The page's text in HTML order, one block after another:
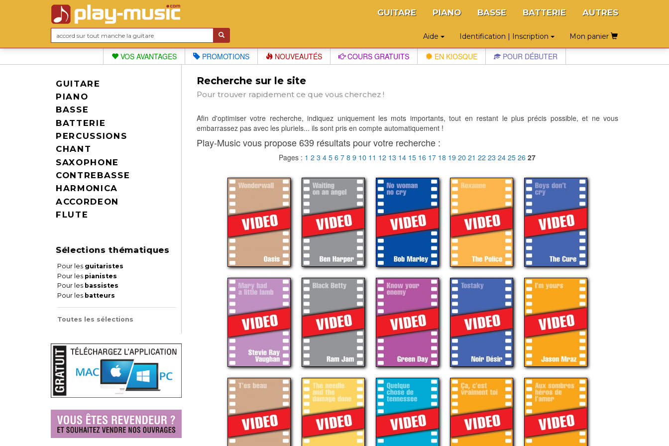
GUITARE PIANO BASSE BATTERIE AUTRES
Aide Identification | Inscription Mon panier
VOS AVANTAGES PROMOTIONS NOUVEAUTÉS COURS GRATUITS EN KIOSQUE POUR DÉBUTER
GUITARE
PIANO
BASSE
BATTERIE
PERCUSSIONS
CHANT
SAXOPHONE
CONTREBASSE
HARMONICA
ACCORDEON
FLUTE
Sélections thématiques
Pour les guitaristes
Pour les pianistes
Pour les bassistes
Pour les batteurs
Toutes les sélections
Recherche sur le site
Pour trouver rapidement ce que vous cherchez !
Afin d'optimiser votre recherche, indiquez uniquement les mots importants, tout en restant le plus précis possible, et ne vous
embarrassez pas avec les pluriels... ils sont pris en compte automatiquement !
Play-Music vous propose 639 résultats pour votre recherche :
Pages : 1 2 3 4 5 6 7 8 9 10 11 12 13 14 15 16 17 18 19 20 21 22 23 24 25 26 27